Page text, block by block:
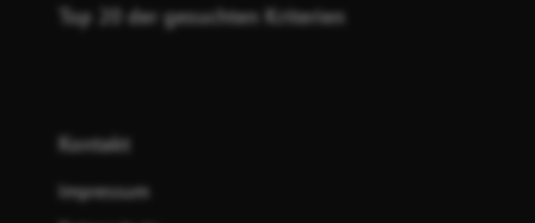
Top 20 der gesuchten Kriterien
Kontakt
Impressum